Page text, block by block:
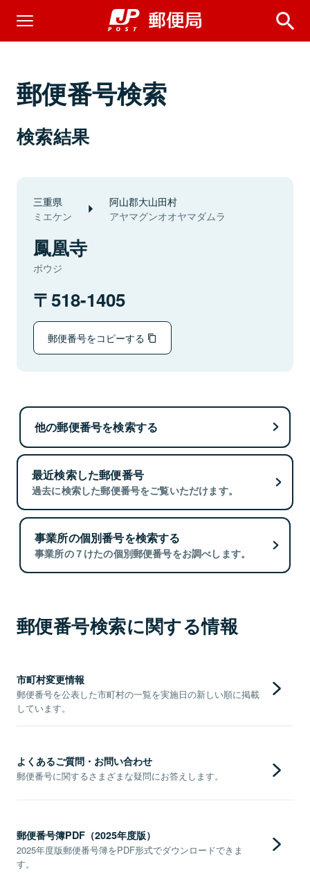
郵便番号検索
検索結果
三重県
ミエケン
阿山郡大山田村
アヤマグンオオヤマダムラ
鳳凰寺
ボウジ
518-1405
郵便番号をコピーする
他の郵便番号を検索する
最近検索した郵便番号
過去に検索した郵便番号をご覧いただけます。
事業所の個別番号を検索する
事業所の７けたの個別郵便番号をお調べします。
郵便番号検索に関する情報
市町村変更情報
郵便番号を公表した市町村の一覧を実施日の新しい順に掲載
しています。
よくあるご質問・お問い合わせ
郵便番号に関するさまざまな疑問にお答えします。
郵便番号簿PDF（2025年度版）
2025年度版郵便番号簿をPDF形式でダウンロードできま
す。